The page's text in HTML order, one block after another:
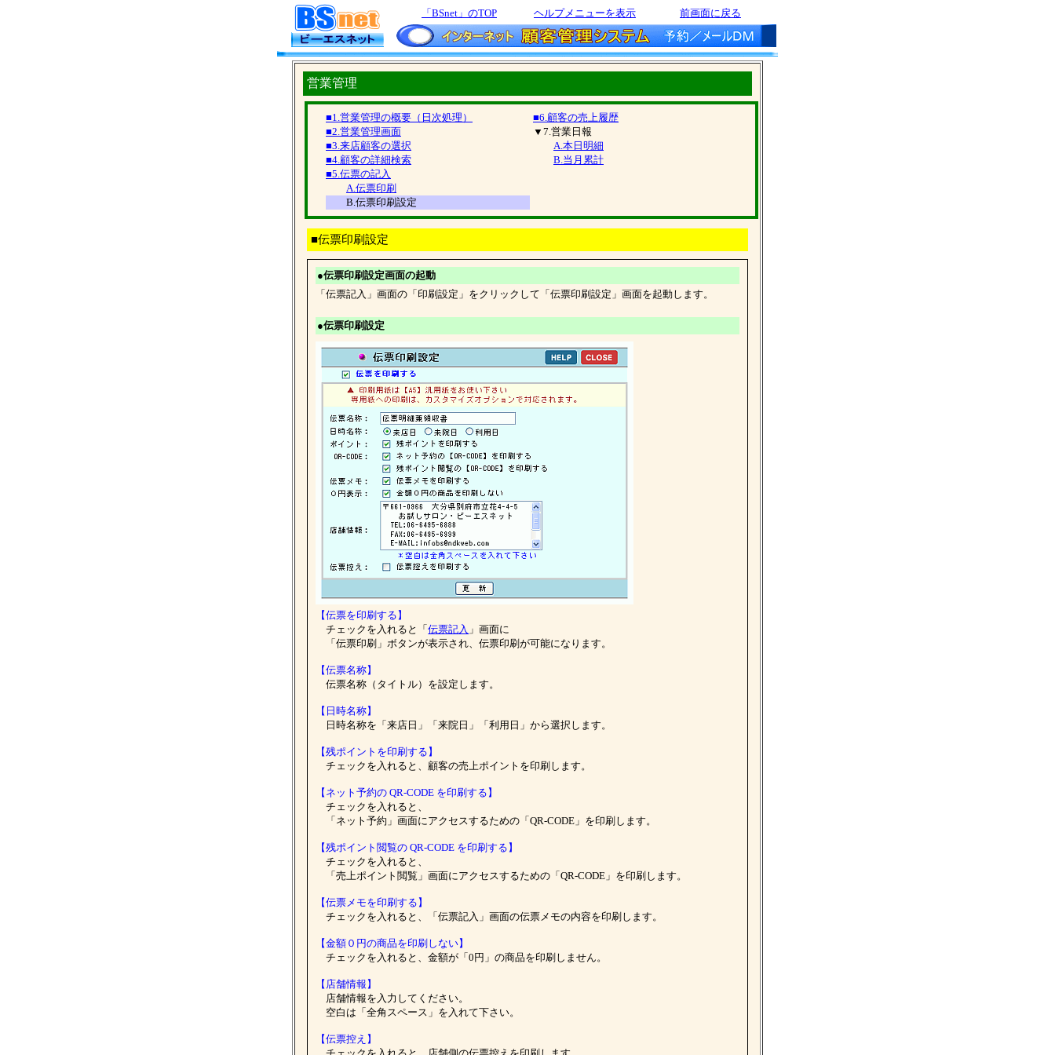
「BSnet」のTOP ヘルプメニューを表示 前画面に戻る
営業管理
■1.営業管理の概要（日次処理）
■2.営業管理画面
■3.来店顧客の選択
■4.顧客の詳細検索
■5.伝票の記入
A.伝票印刷
B.伝票印刷設定
■6.顧客の売上履歴
▼7.営業日報
A.本日明細
B.当月累計
■伝票印刷設定
●伝票印刷設定画面の起動
「伝票記入」画面の「印刷設定」をクリックして「伝票印刷設定」画面を起動します。
●伝票印刷設定
【伝票を印刷する】
チェックを入れると「伝票記入 」画面に
「伝票印刷」ボタンが表示され、伝票印刷が可能になります。
【伝票名称】
伝票名称（タイトル）を設定します。
【日時名称】
日時名称を「来店日」「来院日」「利用日」から選択します。
【残ポイントを印刷する】
チェックを入れると、顧客の売上ポイントを印刷します。
【ネット予約の QR-CODE を印刷する】
チェックを入れると、
「ネット予約」画面にアクセスするための「QR-CODE」を印刷します。
【残ポイント閲覧の QR-CODE を印刷する】
チェックを入れると、
「売上ポイント閲覧」画面にアクセスするための「QR-CODE」を印刷します。
【伝票メモを印刷する】
チェックを入れると、「伝票記入」画面の伝票メモの内容を印刷します。
【金額０円の商品を印刷しない】
チェックを入れると、金額が「0円」の商品を印刷しません。
【店舗情報】
店舗情報を入力してください。
空白は「全角スペース」を入れて下さい。
【伝票控え】